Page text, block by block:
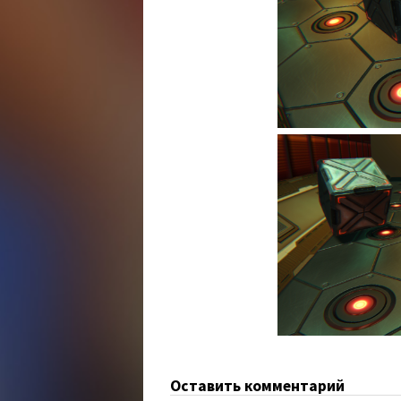
Оставить комментарий